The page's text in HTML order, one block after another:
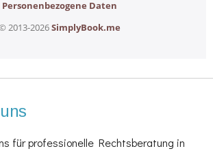
für professionelle Rechtsberatung in